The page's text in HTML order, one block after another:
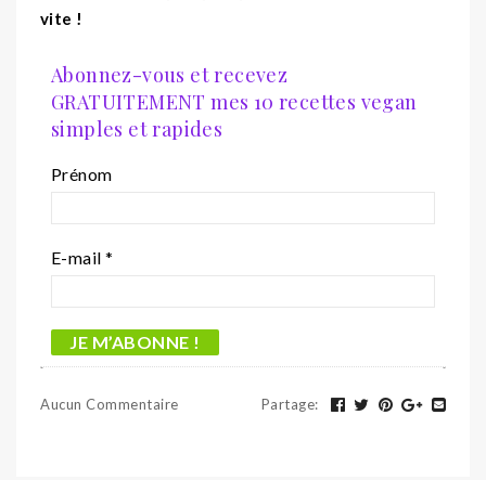
vite !
Abonnez-vous et recevez
GRATUITEMENT mes 10 recettes vegan
simples et rapides
Prénom
E-mail *
Aucun Commentaire Partage: